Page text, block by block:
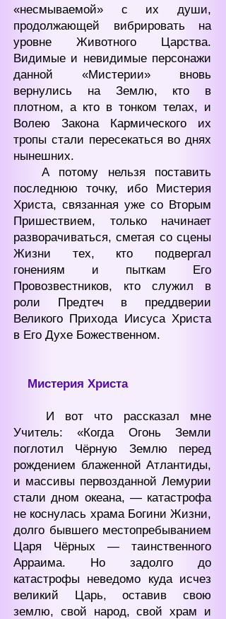
«несмываемой» с их души,
продолжающей вибрировать на
уровне Животного Царства.
Видимые и невидимые персонажи
данной «Мистерии» вновь
вернулись на Землю, кто в
плотном, а кто в тонком телах, и
Волею Закона Кармического их
тропы стали пересекаться во днях
нынешних.
А потому нельзя поставить
последнюю точку, ибо Мистерия
Христа, связанная уже со Вторым
Пришествием, только начинает
разворачиваться, сметая со сцены
Жизни тех, кто подвергал
гонениям и пыткам Его
Провозвестников, кто служил в
роли Предтеч в преддверии
Великого Прихода Иисуса Христа
в Его Духе Божественном.
Мистерия Христа
И вот что рассказал мне
Учитель: «Когда Огонь Земли
поглотил Чёрную Землю перед
рождением блаженной Атлантиды,
и массивы первозданной Лемурии
стали дном океана, — катастрофа
не коснулась храма Богини Жизни,
долго бывшего местопребыванием
Царя Чёрных — таинственного
Арраима. Но задолго до
катастрофы неведомо куда исчез
великий Царь, оставив свою
землю, свой народ, свой храм и